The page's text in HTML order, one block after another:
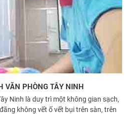
VĂN PHÒNG TÂY NINH
Ninh là duy trì một không gian sạch,
không vết ố vết bụi trên sàn, trên